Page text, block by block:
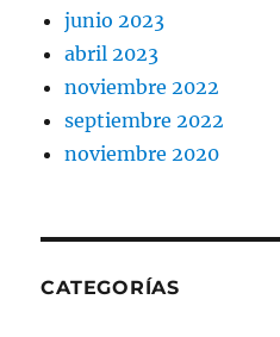
junio 2023
abril 2023
noviembre 2022
septiembre 2022
noviembre 2020
CATEGORÍAS